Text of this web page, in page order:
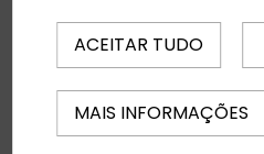
Landmar Costa
Data de saída:2026-
Aeroporto:Porto
ACEITAR TUDO
MAIS INFORMAÇÕES